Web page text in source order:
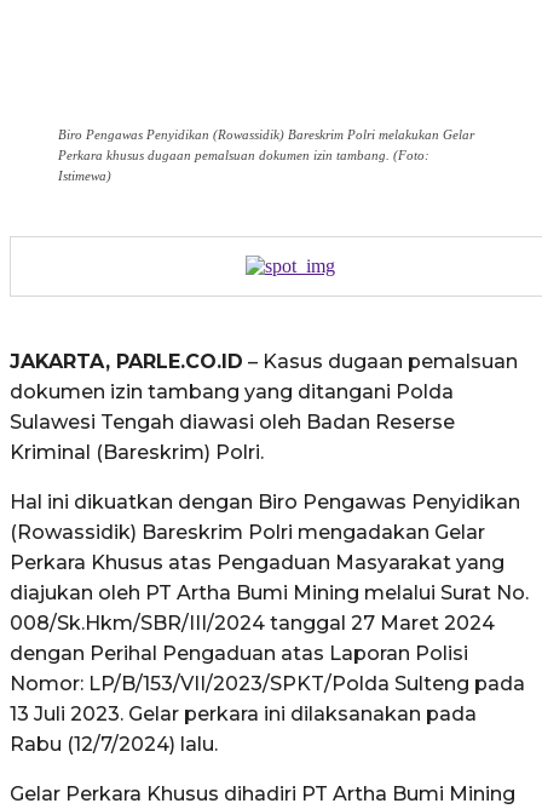
Biro Pengawas Penyidikan (Rowassidik) Bareskrim Polri melakukan Gelar
Perkara khusus dugaan pemalsuan dokumen izin tambang. (Foto:
Istimewa)
JAKARTA, PARLE.CO.ID – Kasus dugaan pemalsuan
dokumen izin tambang yang ditangani Polda
Sulawesi Tengah diawasi oleh Badan Reserse
Kriminal (Bareskrim) Polri.
Hal ini dikuatkan dengan Biro Pengawas Penyidikan
(Rowassidik) Bareskrim Polri mengadakan Gelar
Perkara Khusus atas Pengaduan Masyarakat yang
diajukan oleh PT Artha Bumi Mining melalui Surat No.
008/Sk.Hkm/SBR/III/2024 tanggal 27 Maret 2024
dengan Perihal Pengaduan atas Laporan Polisi
Nomor: LP/B/153/VII/2023/SPKT/Polda Sulteng pada
13 Juli 2023. Gelar perkara ini dilaksanakan pada
Rabu (12/7/2024) lalu.
Gelar Perkara Khusus dihadiri PT Artha Bumi Mining